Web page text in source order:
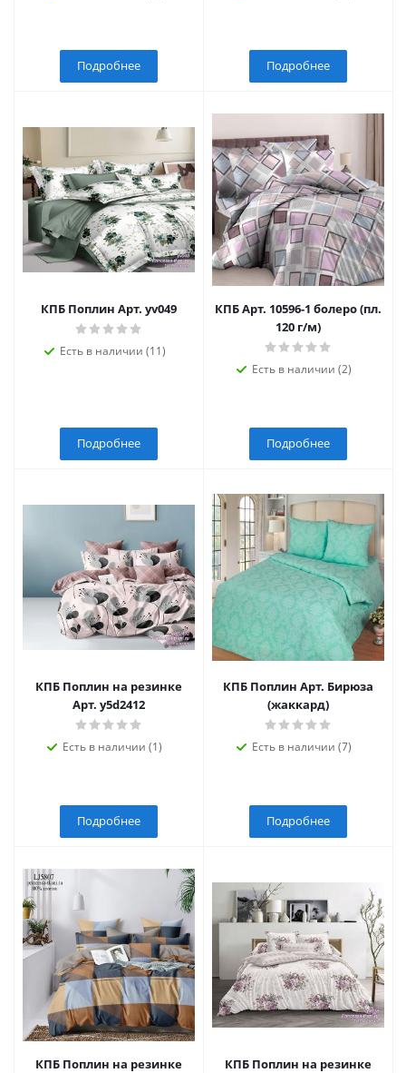
Подробнее Подробнее
КПБ Поплин Арт. yv049
Есть в наличии (11)
Подробнее
КПБ Арт. 10596-1 болеро (пл.
120 г/м)
Есть в наличии (2)
Подробнее
КПБ Поплин на резинке
Арт. y5d2412
Есть в наличии (1)
Подробнее
КПБ Поплин Арт. Бирюза
(жаккард)
Есть в наличии (7)
Подробнее
КПБ Поплин на резинке
КПБ Поплин на резинке